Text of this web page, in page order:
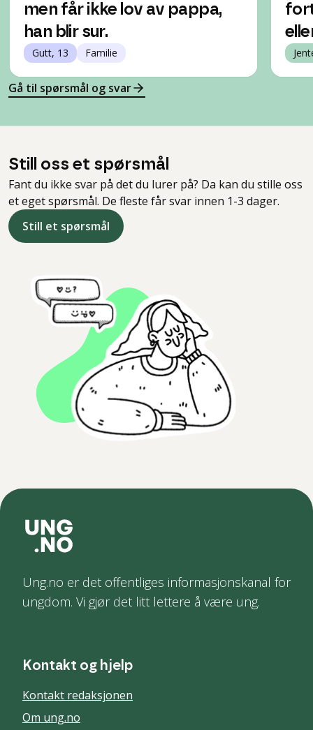
men får ikke lov av pappa,
han blir sur.
Gutt, 13 Familie
Gå til spørsmål og svar
Still oss et spørsmål
Fant du ikke svar på det du lurer på? Da kan du stille oss
et eget spørsmål. De fleste får svar innen 1-3 dager.
Still et spørsmål
Ung.no er det offentliges informasjonskanal for
ungdom. Vi gjør det litt lettere å være ung.
Kontakt og hjelp
Kontakt redaksjonen
Om ung.no